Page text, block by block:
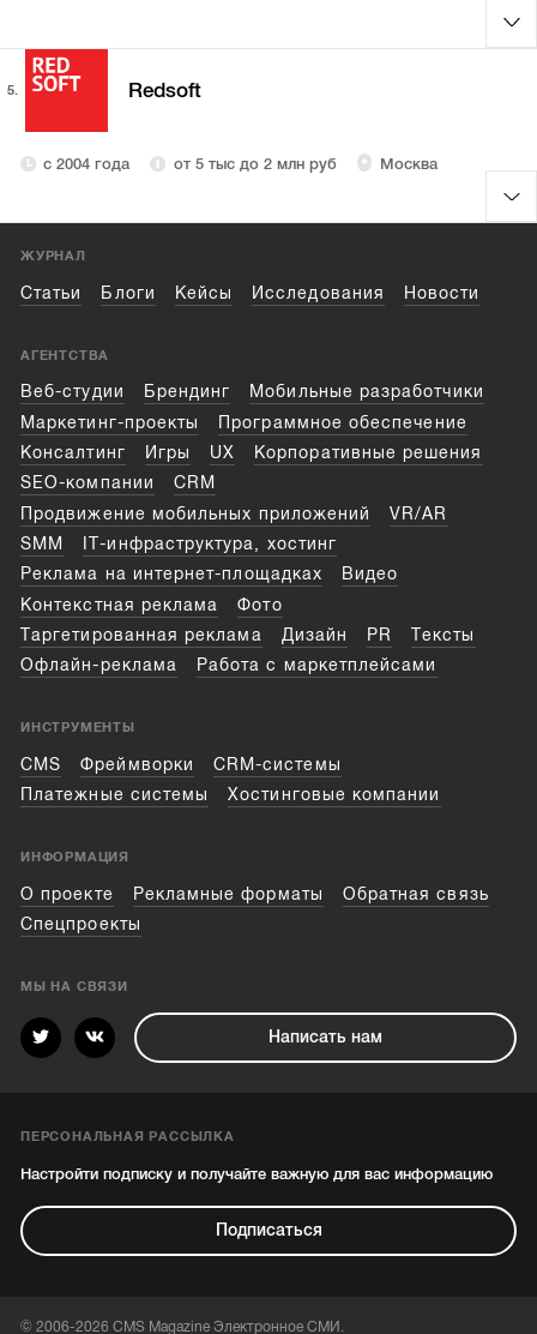
5. Redsoft
с 2004 года от 5 тыс до 2 млн руб Москва
ЖУРНАЛ
Статьи Блоги Кейсы Исследования Новости
АГЕНТСТВА
Веб-студии Брендинг
Мобильные разработчики
Маркетинг-проекты
Программное обеспечение
Консалтинг
Игры UX
Корпоративные решения
SEO-компании
CRM
Продвижение мобильных приложений
VR/AR
SMM
IT-инфраструктура, хостинг
Реклама на интернет-площадках
Видео
Контекстная реклама
Фото
Таргетированная реклама
Дизайн PR
Тексты
Офлайн-реклама
Работа с маркетплейсами
ИНСТРУМЕНТЫ
CMS Фреймворки
CRM-системы
Платежные системы
Хостинговые компании
ИНФОРМАЦИЯ
О проекте Рекламные форматы
Обратная связь
Спецпроекты
МЫ НА СВЯЗИ
Написать нам
ПЕРСОНАЛЬНАЯ РАССЫЛКА
Настройти подписку и получайте важную для вас информацию
Подписаться
© 2006-2026 CMS Magazine Электронное СМИ.